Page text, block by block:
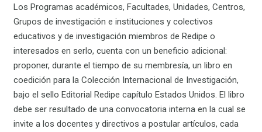
Los Programas académicos, Facultades, Unidades, Centros,
Grupos de investigación e instituciones y colectivos
educativos y de investigación miembros de Redipe o
interesados en serlo, cuenta con un beneficio adicional:
proponer, durante el tiempo de su membresía, un libro en
coedición para la Colección Internacional de Investigación,
bajo el sello Editorial Redipe capítulo Estados Unidos. El libro
debe ser resultado de una convocatoria interna en la cual se
invite a los docentes y directivos a postular artículos, cada